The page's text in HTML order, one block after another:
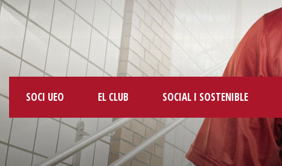
SOCI UEO EL CLUB SOCIAL I SOSTENIBLE